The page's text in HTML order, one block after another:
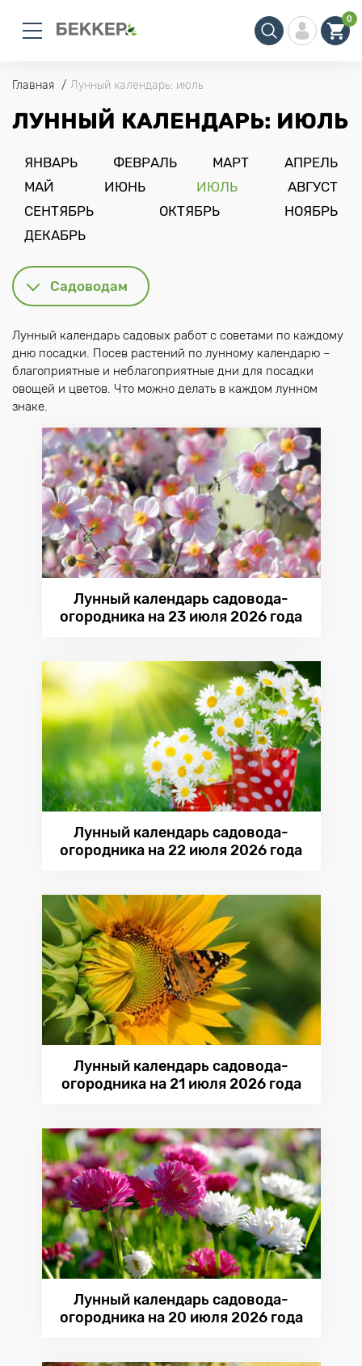
0
Главная Лунный календарь: июль
ЛУННЫЙ КАЛЕНДАРЬ: ИЮЛЬ
ЯНВАРЬ ФЕВРАЛЬ МАРТ
АПРЕЛЬ
МАЙ
ИЮНЬ ИЮЛЬ
АВГУСТ
СЕНТЯБРЬ
ОКТЯБРЬ
НОЯБРЬ
ДЕКАБРЬ
Садоводам
Лунный календарь садовых работ с советами по каждому
дню посадки. Посев растений по лунному календарю –
благоприятные и неблагоприятные дни для посадки
овощей и цветов. Что можно делать в каждом лунном
знаке.
Лунный календарь садовода-
огородника на 23 июля 2026 года
Лунный календарь садовода-
огородника на 22 июля 2026 года
Лунный календарь садовода-
огородника на 21 июля 2026 года
Лунный календарь садовода-
огородника на 20 июля 2026 года